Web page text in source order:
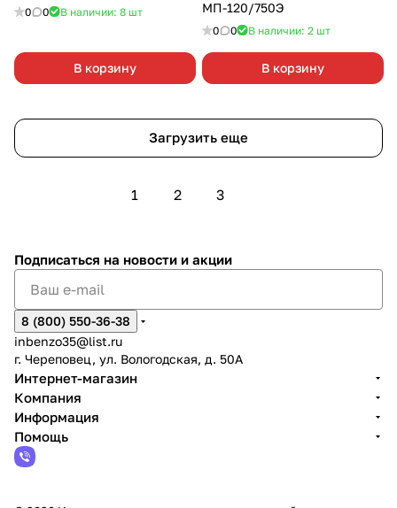
0 0 В наличии: 8 шт
В корзину
МП-120/750Э
0 0 В наличии: 2 шт
В корзину
Загрузить еще
1 2 3
Подписаться на новости и акции
8 (800) 550-36-38
inbenzo35@list.ru
г. Череповец, ул. Вологодская, д. 50А
Интернет-магазин
Компания
Информация
Помощь